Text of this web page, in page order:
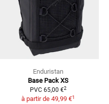
Enduristan
Base Pack XS
PVC 65,00 €2
à partir de 49,99 €1